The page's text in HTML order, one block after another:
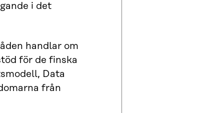
i det
handlar om
för de finska
Data
från